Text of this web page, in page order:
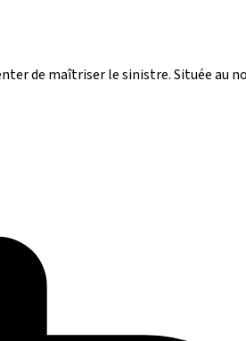
de maîtriser le sinistre. Située au